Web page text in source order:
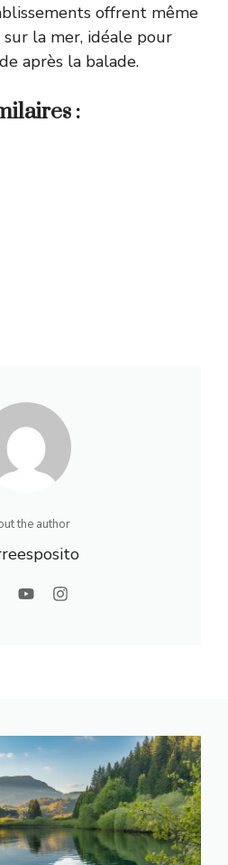
offrent même
la mer, idéale pour
après la balade.
:
the author